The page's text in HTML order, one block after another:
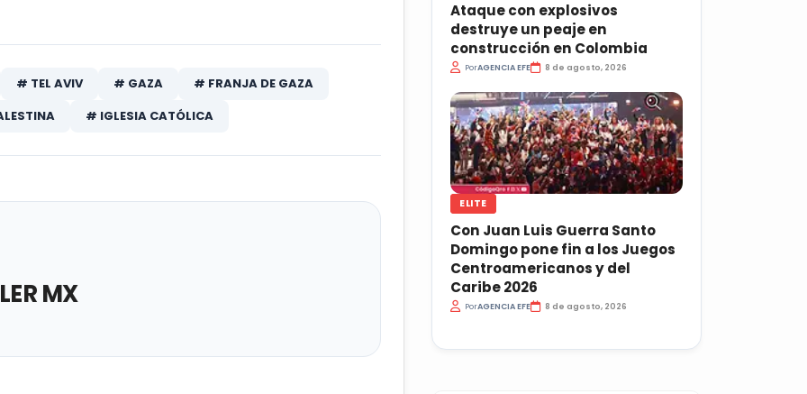
# TEL AVIV # GAZA
# FRANJA DE GAZA
# IGLESIA CATÓLICA
MX
Ataque con explosivos
destruye un peaje en
construcción en Colombia
PorAGENCIA EFE 8 de agosto, 2026
ELITE
Con Juan Luis Guerra Santo
Domingo pone fin a los Juegos
Centroamericanos y del
Caribe 2026
PorAGENCIA EFE 8 de agosto, 2026